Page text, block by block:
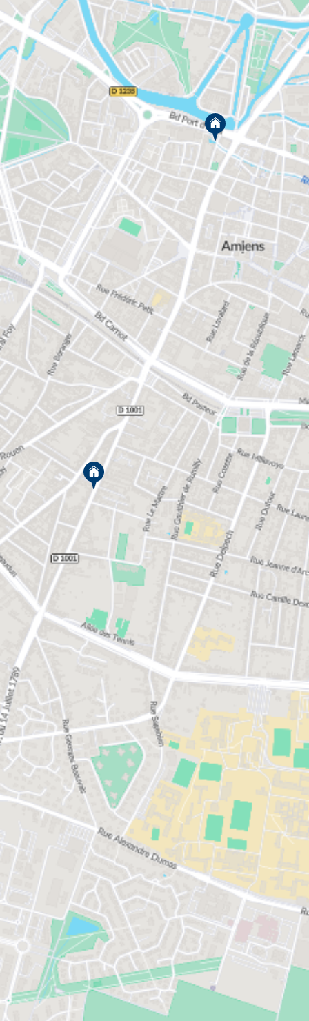
Enfin, Amiens se distingue par son atmosphère à la
fois chaleureuse et conviviale. Amiens est une ville
active avec ses 700 commerces en centre-ville. Son
quartier Saint-Lieu accueille de nombreux bars et
restaurants qui ne désemplissent pas le soir venu.
Faites le choix d’un appartement neuf
à Amiens avec VINCI Immobilier
VINCI Immobilier construit des résidences neuves
dans cette ville chaleureuse de Picardie. Succombez
au calme et à la sérénité que garantit son
environnement résidentiel verdoyant.
Vous êtes actuellement à la recherche d’un
appartement à acheter à Amiens ? Consultez nos
offres et découvrez l’ensemble de nos annonces
immobilières encore disponibles à la vente.
Laissez-vous tenter par notre prochain programme
immobilier de qualité.
Les zones de la ville dans lesquelles on retrouve des
programmes neufs sont surtout au sud de la
Somme : le quartier du centre ville, de la gare,
Henriville. Amiens est une ville active en matière de
construction de résidences neuves, que ce soit des
appartements ou des maisons neuves.
Le quartier de la gare, à deux pas du centre ville, est
en pleine mutation depuis des années. Ce quartier
est riche en friches industrielles, comme c'est
souvent le cas proche des gares. Des espaces qui
peuvent être recyclés au profit de nouveaux
logements neufs, mais aussi de bureaux et de
services. C'est dans ce quartier qu'on retrouve 2
programmes VINCI Immobilier en
commercialisation actuellement : le programme
neuf L'Archipel, et le programme neuf Terra Luna.
Nos immeubles neufs, à l’architecture très
contemporaine et à la luminosité optimisée, sont
composés de logements (appartements et maisons)
à partir du spacieux 4 pièces, idéals pour les
familles. A partir du 2 pièces, notre large sélection
d’appartements en vente sont équipés d’un séjour,
une ou plusieurs chambres, une cuisine équipée,
des placards (petits ou grands, selon vos envies) et
de salles de bains ou douches (modifiables à
souhait). De plus, chaque appartement dispose de
son balcon ou de sa terrasse privative, de surfaces
variables, d’un parking et d’une vue imprenable sur
un magnifique parc arboré. Parfois, une loggia ou
un patio peuvent être intégrés à l’appartement ou la
maison.
Lors de la construction de nos maisons et villas,
nous veillons à ce que ces dernières soient